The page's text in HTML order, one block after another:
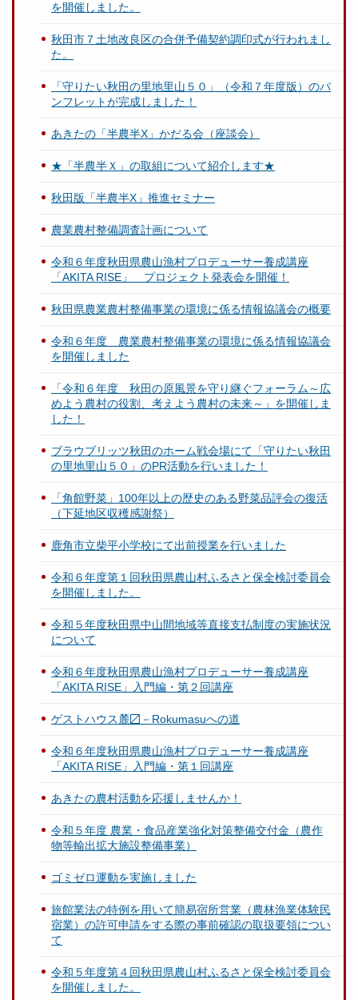
を開催しました。
秋田市７土地改良区の合併予備契約調印式が行われまし
た。
「守りたい秋田の里地里山５０」（令和７年度版）のパ
ンフレットが完成しました！
あきたの「半農半X」かだる会（座談会）
★「半農半Ｘ」の取組について紹介します★
秋田版「半農半X」推進セミナー
農業農村整備調査計画について
令和６年度秋田県農山漁村プロデューサー養成講座
「AKITA RISE」 プロジェクト発表会を開催！
秋田県農業農村整備事業の環境に係る情報協議会の概要
令和６年度 農業農村整備事業の環境に係る情報協議会
を開催しました
「令和６年度 秋田の原風景を守り継ぐフォーラム～広
めよう農村の役割、考えよう農村の未来～」を開催しま
した！
ブラウブリッツ秋田のホーム戦会場にて「守りたい秋田
の里地里山５０」のPR活動を行いました！
「角館野菜」100年以上の歴史のある野菜品評会の復活
（下延地区収穫感謝祭）
鹿角市立柴平小学校にて出前授業を行いました
令和６年度第１回秋田県農山村ふるさと保全検討委員会
を開催しました。
令和５年度秋田県中山間地域等直接支払制度の実施状況
について
令和６年度秋田県農山漁村プロデューサー養成講座
「AKITA RISE」入門編・第２回講座
ゲストハウス麓〼－Rokumasuへの道
令和６年度秋田県農山漁村プロデューサー養成講座
「AKITA RISE」入門編・第１回講座
あきたの農村活動を応援しませんか！
令和５年度 農業・食品産業強化対策整備交付金（農作
物等輸出拡大施設整備事業）
ゴミゼロ運動を実施しました
旅館業法の特例を用いて簡易宿所営業（農林漁業体験民
宿業）の許可申請をする際の事前確認の取扱要領につい
て
令和５年度第４回秋田県農山村ふるさと保全検討委員会
を開催しました。